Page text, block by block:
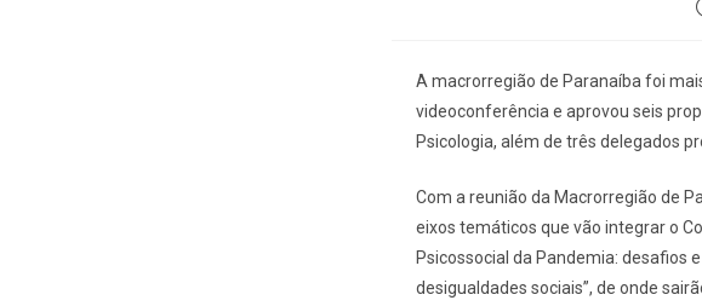
A macrorregião de Paranaíba foi
videoconferência e aprovou seis
Psicologia, além de três delegados
Com a reunião da Macrorregião de
eixos temáticos que vão integrar o
Psicossocial da Pandemia: desafios
desigualdades sociais”, de onde